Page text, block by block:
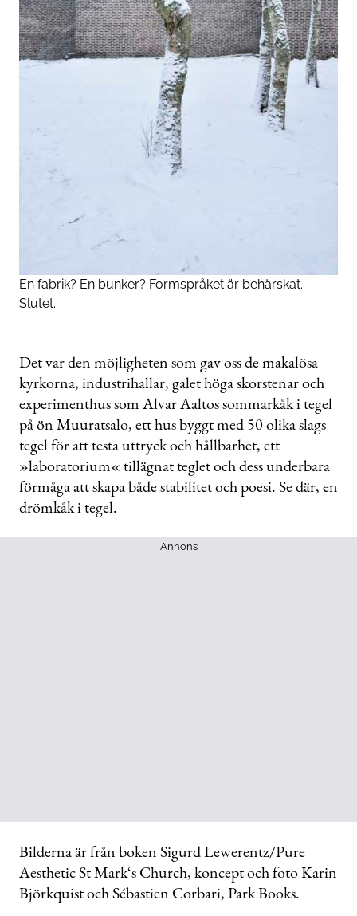
En fabrik? En bunker? Formspråket är behärskat.
Slutet.
Det var den möjligheten som gav oss de makalösa
kyrkorna, industrihallar, galet höga skorstenar och
experimenthus som Alvar Aaltos sommarkåk i tegel
på ön Muuratsalo, ett hus byggt med 50 olika slags
tegel för att testa uttryck och hållbarhet, ett
»laboratorium« tillägnat teglet och dess underbara
förmåga att skapa både stabilitet och poesi. Se där, en
drömkåk i tegel.
Annons
Bilderna är från boken Sigurd Lewerentz/Pure
Aesthetic St Mark‘s Church, koncept och foto Karin
Björkquist och Sébastien Corbari, Park Books.